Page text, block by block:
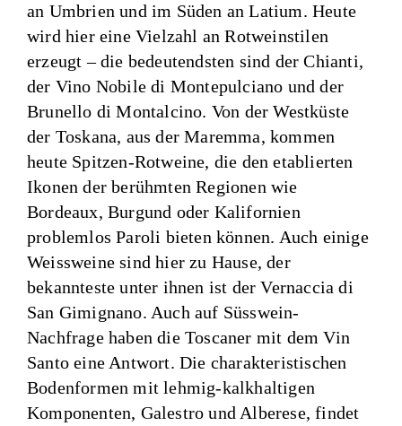
an Umbrien und im Süden an Latium. Heute
wird hier eine Vielzahl an Rotweinstilen
erzeugt – die bedeutendsten sind der Chianti,
der Vino Nobile di Montepulciano und der
Brunello di Montalcino. Von der Westküste
der Toskana, aus der Maremma, kommen
heute Spitzen-Rotweine, die den etablierten
Ikonen der berühmten Regionen wie
Bordeaux, Burgund oder Kalifornien
problemlos Paroli bieten können. Auch einige
Weissweine sind hier zu Hause, der
bekannteste unter ihnen ist der Vernaccia di
San Gimignano. Auch auf Süsswein-
Nachfrage haben die Toscaner mit dem Vin
Santo eine Antwort. Die charakteristischen
Bodenformen mit lehmig-kalkhaltigen
Komponenten, Galestro und Alberese, findet